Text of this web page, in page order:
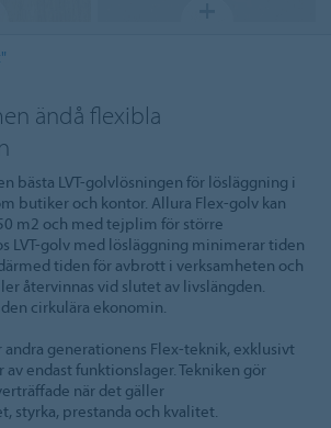
ändå flexibla
bästa LVT-golvlösningen för lösläggning i
butiker och kontor. Allura Flex-golv kan
m2 och med tejplim för större
LVT-golv med lösläggning minimerar tiden
tiden för avbrott i verksamheten och
återvinnas vid slutet av livslängden.
cirkulära ekonomin.
generationens Flex-teknik, exklusivt
av endast funktionslager. Tekniken gör
när det gäller
styrka, prestanda och kvalitet.